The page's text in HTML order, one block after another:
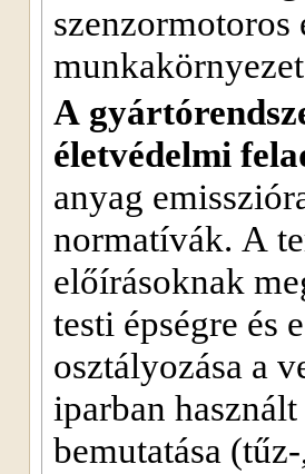
A
életvédelmi
anyag
normatívák. A
előírásoknak
testi épségre és
osztályozása a
iparban
bemutatása